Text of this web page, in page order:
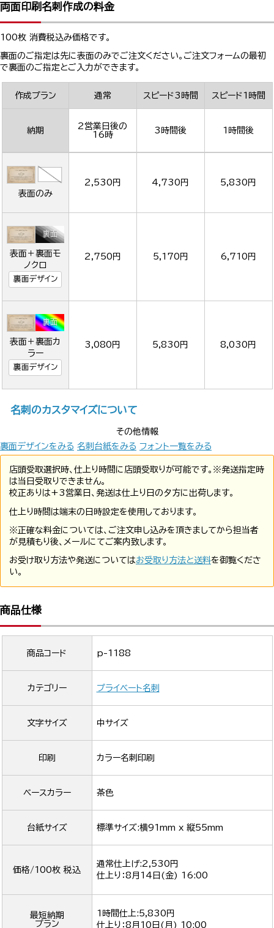
両面印刷名刺作成の料金
100枚 消費税込み価格です。
裏面のご指定は先に表面のみでご注文ください。ご注文フォームの最初
で裏面のご指定とご入力ができます。
作成プラン 通常 スピード3時間 スピード1時間
納期
2営業日後の
16時
3時間後 1時間後
表面のみ
2,530円 4,730円 5,830円
表面＋裏面モ
ノクロ
裏面デザイン
2,750円 5,170円 6,710円
表面＋裏面カ
ラー
裏面デザイン
3,080円 5,830円 8,030円
名刺のカスタマイズについて
その他情報
裏面デザインをみる 名刺台紙をみる フォント一覧をみる
店頭受取選択時、仕上り時間に店頭受取りが可能です。※発送指定時
は当日受取りできません。
校正ありは+3営業日、発送は仕上り日の夕方に出荷します。
仕上り時間は端末の日時設定を使用しております。
※正確な料金については、ご注文申し込みを頂きましてから担当者
が見積もり後、メールにてご案内致します。
お受け取り方法や発送についてはお受取り方法と送料を御覧くださ
い。
商品仕様
商品コード p-1188
カテゴリー プライベート名刺
文字サイズ 中サイズ
印刷 カラー名刺印刷
ベースカラー 茶色
台紙サイズ 標準サイズ:横91mm x 縦55mm
価格/100枚 税込
通常仕上げ:2,530円
仕上り：8月14日(金) 16:00
最短納期
プラン
1時間仕上:5,830円
仕上り：8月10日(月) 10:00